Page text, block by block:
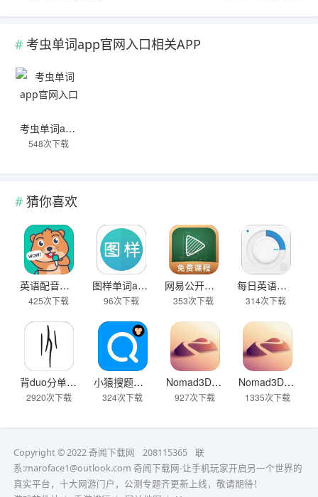
考虫单词app官网入口相关APP
考虫单词app官网入口
548次下载
猜你喜欢
英语配音狂客户端
425次下载
图样单词app无限背
96次下载
网易公开课官网首页
353次下载
每日英语听力免费版最新版
314次下载
背duo分单词安卓版
2920次下载
小猿搜题下载作业帮官网
324次下载
Nomad3D建模中文版
927次下载
Nomad3D建模
1335次下载
Copyright © 2022 奇闻下载网 208115365
联
系:maroface1@outlook.com 奇闻下载网-让手机玩家开启另一个世界的
真实平台，十大网游门户，公测专题齐更新上线，敬请期待！